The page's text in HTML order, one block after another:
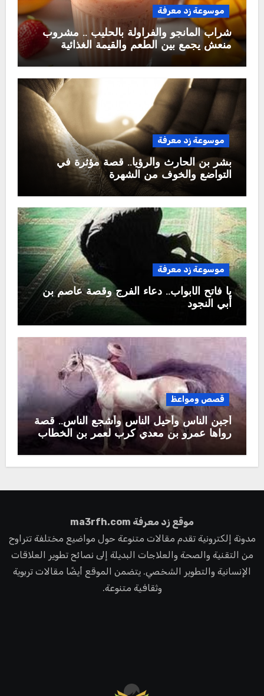
موسوعة زد معرفة
شراب المانجو والفراولة بالحليب .. مشروب
منعش يجمع بين الطعم والقيمة الغذائية
موسوعة زد معرفة
بشر بن الحارث والرؤيا.. قصة مؤثرة في
التواضع والخوف من الشهرة
موسوعة زد معرفة
يا فاتح الأبواب.. دعاء الفرج وقصة عاصم بن
أبي النجود
قصص ومواعظ
أجبن الناس وأحيل الناس وأشجع الناس.. قصة
رواها عمرو بن معدي كرب لعمر بن الخطاب
موقع زد معرفة ma3rfh.com
مدونة إلكترونية تقدم مقالات متنوعة حول مواضيع مختلفة تتراوح
من التقنية والصحة والعلاجات البديلة إلى نصائح تطوير العلاقات
الإنسانية والتطوير الشخصي. يتضمن الموقع أيضًا مقالات تربوية
وثقافية متنوعة.